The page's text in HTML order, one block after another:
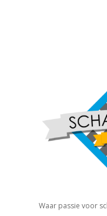
Schaakwoude
Waar passie voor